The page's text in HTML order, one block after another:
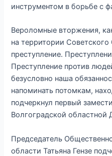
инструментом в борьбе с
Вероломные вторжения,
на территории
преступление.
Преступление против
безусловно наша
напоминать потомкам,
подчеркнул первый
Волгоградской
Председатель
области Татьяна Гензе